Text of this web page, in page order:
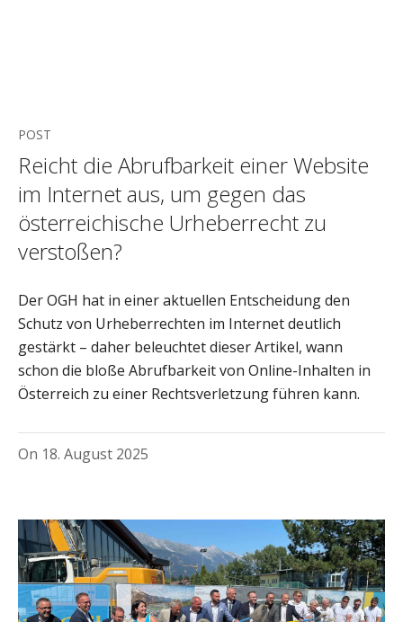
POST
Reicht die Abrufbarkeit einer Website
im Internet aus, um gegen das
österreichische Urheberrecht zu
verstoßen?
Der OGH hat in einer aktuellen Entscheidung den
Schutz von Urheberrechten im Internet deutlich
gestärkt – daher beleuchtet dieser Artikel, wann
schon die bloße Abrufbarkeit von Online-Inhalten in
Österreich zu einer Rechtsverletzung führen kann.
On 18. August 2025